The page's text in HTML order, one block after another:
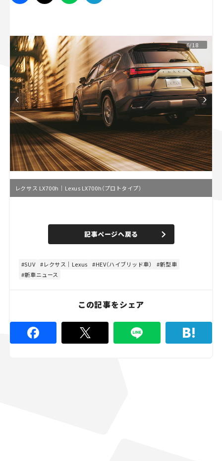
6/18
レクサス LX700h｜Lexus LX700h（プロトタイプ）
n
e
d
4
記事ページへ戻る
SUV レクサス｜Lexus HEV（ハイブリッド車）
新型車
新車ニュース
この記事をシェア
スズキ ジムニー｜Suzuki Jimny